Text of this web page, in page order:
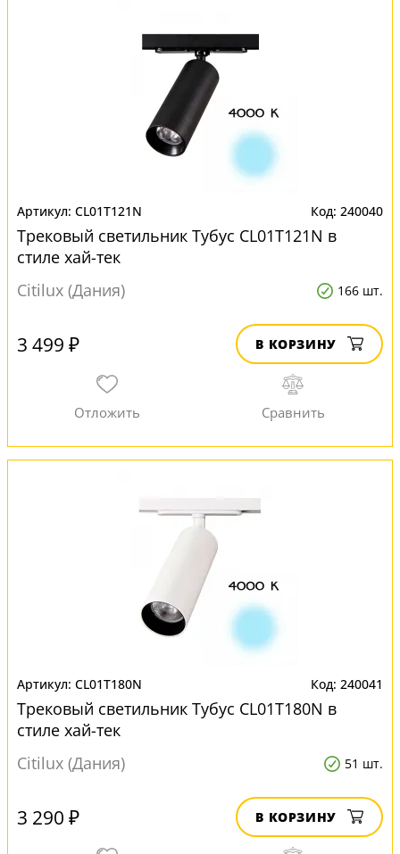
CL01T121N 240040
Трековый светильник Тубус CL01T121N в
стиле хай-тек
Citilux (Дания)
166 шт.
3 499 ₽ В КОРЗИНУ
CL01T180N 240041
Трековый светильник Тубус CL01T180N в
стиле хай-тек
Citilux (Дания)
51 шт.
3 290 ₽ В КОРЗИНУ